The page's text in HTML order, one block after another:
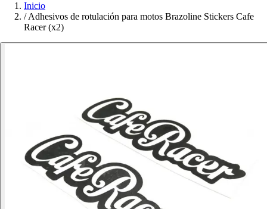
Inicio
/ Adhesivos de rotulación para motos Brazoline Stickers Cafe
Racer (x2)